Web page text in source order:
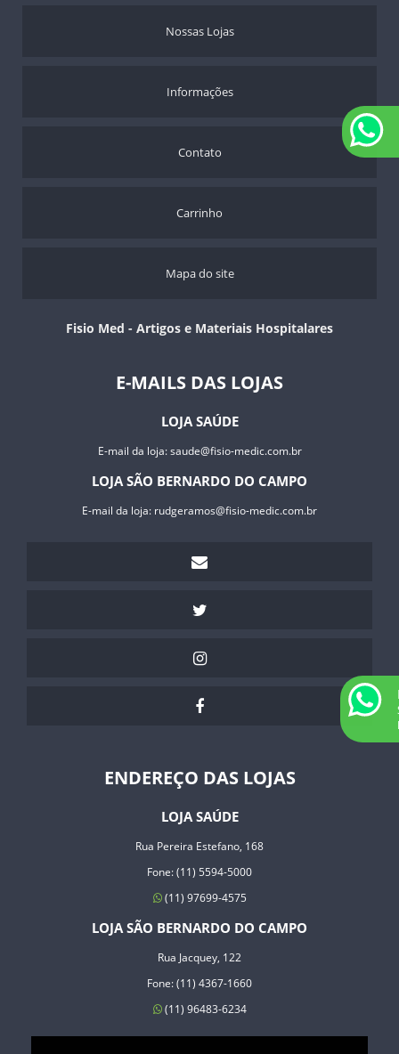
Nossas Lojas
Informações
Contato
Carrinho
Mapa do site
Fisio Med - Artigos e Materiais Hospitalares
E-MAILS DAS LOJAS
LOJA SAÚDE
E-mail da loja:saude@fisio-medic.com.br
LOJA SÃO BERNARDO DO CAMPO
E-mail da loja: rudgeramos@fisio-medic.com.br
ENDEREÇO DAS LOJAS
LOJA SAÚDE
Rua Pereira Estefano, 168
Fone: (11) 5594-5000
(11) 97699-4575
LOJA SÃO BERNARDO DO CAMPO
Rua Jacquey, 122
Fone: (11) 4367-1660
(11) 96483-6234